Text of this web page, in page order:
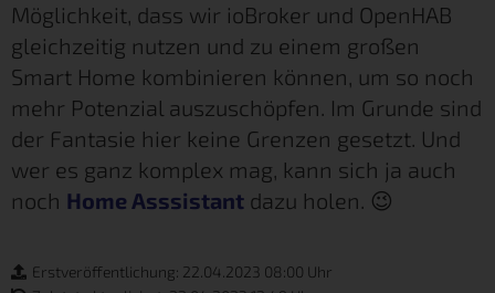
Möglichkeit, dass wir ioBroker und OpenHAB
gleichzeitig nutzen und zu einem großen
Smart Home kombinieren können, um so noch
mehr Potenzial auszuschöpfen. Im Grunde sind
der Fantasie hier keine Grenzen gesetzt. Und
wer es ganz komplex mag, kann sich ja auch
noch Home Asssistant dazu holen. 😉
Erstveröffentlichung: 22.04.2023 08:00 Uhr